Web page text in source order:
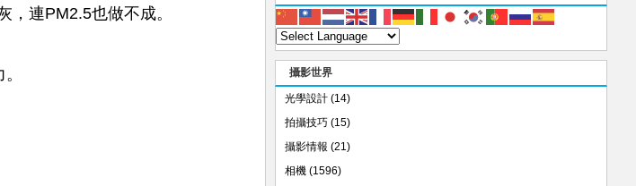
連PM2.5也做不成。
攝影世界
光學設計 (14)
拍攝技巧 (15)
攝影情報 (21)
相機 (1596)